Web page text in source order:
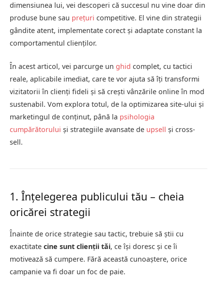
dimensiunea lui, vei descoperi că succesul nu vine doar din
produse bune sau prețuri competitive. El vine din strategii
gândite atent, implementate corect și adaptate constant la
comportamentul clienților.
În acest articol, vei parcurge un ghid complet, cu tactici
reale, aplicabile imediat, care te vor ajuta să îți transformi
vizitatorii în clienți fideli și să crești vânzările online în mod
sustenabil. Vom explora totul, de la optimizarea site-ului și
marketingul de conținut, până la psihologia
cumpărătorului și strategiile avansate de upsell și cross-
sell.
1. Înțelegerea publicului tău – cheia
oricărei strategii
Înainte de orice strategie sau tactic, trebuie să știi cu
exactitate cine sunt clienții tăi, ce își doresc și ce îi
motivează să cumpere. Fără această cunoaștere, orice
campanie va fi doar un foc de paie.